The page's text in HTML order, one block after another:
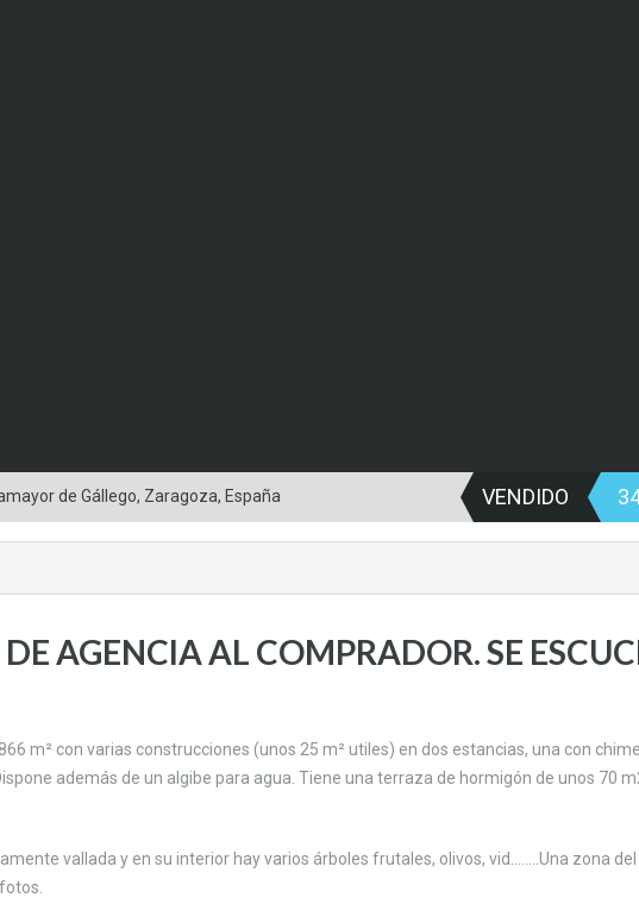
de Gállego, Zaragoza, España VENDIDO
AGENCIA AL COMPRADOR. SE
m² con varias construcciones (unos 25 m² utiles) en dos estancias, una con
además de un algibe para agua. Tiene una terraza de hormigón de unos 70
vallada y en su interior hay varios árboles frutales, olivos, vid….….Una zona del